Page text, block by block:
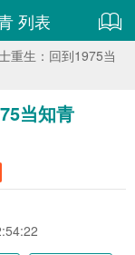
列表
重生：回到1975当
当知青